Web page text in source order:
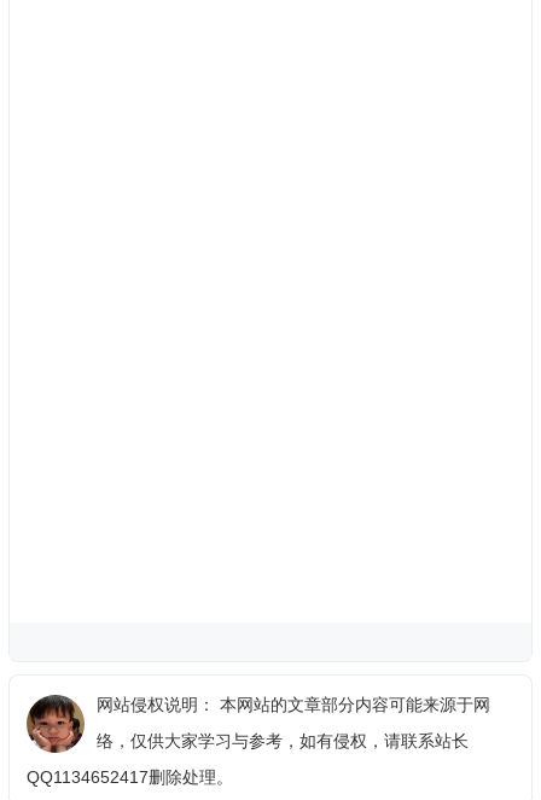
网站侵权说明： 本网站的文章部分内容可能来源于网
络，仅供大家学习与参考，如有侵权，请联系站长
QQ1134652417删除处理。